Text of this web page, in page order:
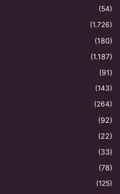
(54)
(1.726)
(180)
(1.187)
(91)
(143)
(264)
(92)
(22)
(33)
(78)
(125)